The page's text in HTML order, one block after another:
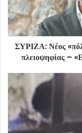
ΣΥΡΙΖΑ: Νέος
πλειοψηφίας –